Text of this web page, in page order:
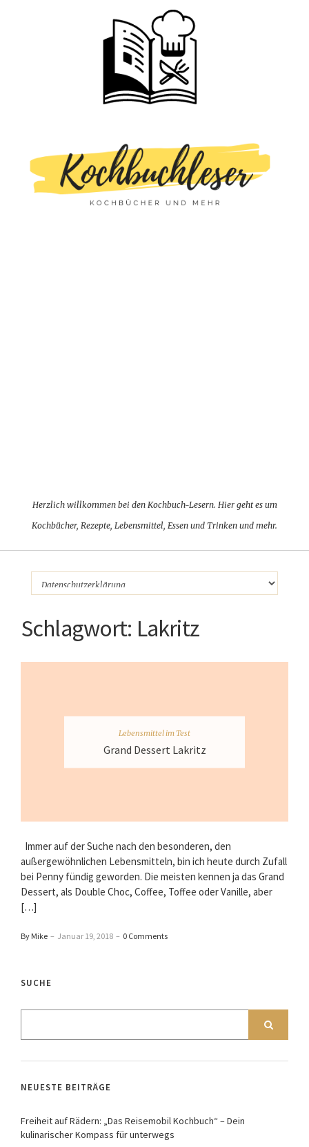
Herzlich willkommen bei den Kochbuch-Lesern. Hier geht es um
Kochbücher, Rezepte, Lebensmittel, Essen und Trinken und mehr.
Schlagwort: Lakritz
Lebensmittel im Test
Grand Dessert Lakritz
Immer auf der Suche nach den besonderen, den
außergewöhnlichen Lebensmitteln, bin ich heute durch Zufall
bei Penny fündig geworden. Die meisten kennen ja das Grand
Dessert, als Double Choc, Coffee, Toffee oder Vanille, aber
[…]
By Mike – Januar 19, 2018 – 0 Comments
SUCHE
NEUESTE BEITRÄGE
Freiheit auf Rädern: „Das Reisemobil Kochbuch“ – Dein
kulinarischer Kompass für unterwegs